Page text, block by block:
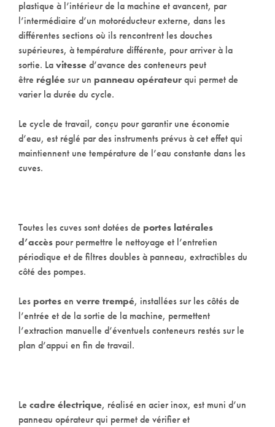
plastique à l’intérieur de la machine et avancent, par
l’intermédiaire d’un motoréducteur externe, dans les
différentes sections où ils rencontrent les douches
supérieures, à température différente, pour arriver à la
sortie. Lavitessed’avance des conteneurs peut
être régléesur un panneau opérateurqui permet de
varier la durée du cycle.
Le cycle de travail, conçu pour garantir une économie
d’eau, est réglé par des instruments prévus à cet effet qui
maintiennent une température de l’eau constante dans les
cuves.
Toutes les cuves sont dotées de portes latérales
d’accès pour permettre le nettoyage et l’entretien
périodique et de filtres doubles à panneau, extractibles du
côté des pompes.
Les portesen verre trempé, installées sur les côtés de
l’entrée et de la sortie de la machine, permettent
l’extraction manuelle d’éventuels conteneurs restés sur le
plan d’appui en fin de travail.
Le cadre électrique, réalisé en acier inox, est muni d’un
panneau opérateur qui permet de vérifier et